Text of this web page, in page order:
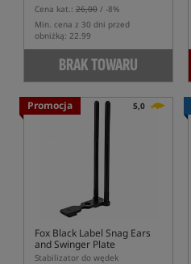
Cena kat.: 26,00 / -8%
Min. cena z 30 dni przed
obniżką: 22.99
BRAK TOWARU
Promocja 5,0
Fox Black Label Snag Ears
and Swinger Plate
Stabilizator do wędek